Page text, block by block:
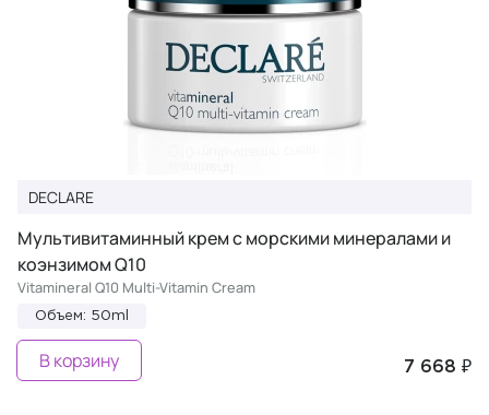
DECLARE
Мультивитаминный крем с морскими минералами и
коэнзимом Q10
Vitamineral Q10 Multi-Vitamin Cream
Объем: 50ml
7 668 ₽
В корзину